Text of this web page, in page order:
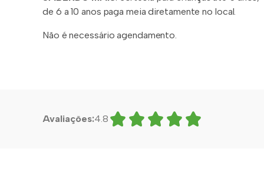
de 6 a 10 anos paga meia diretamente no local.
Não é necessário agendamento.
Avaliações:4.8